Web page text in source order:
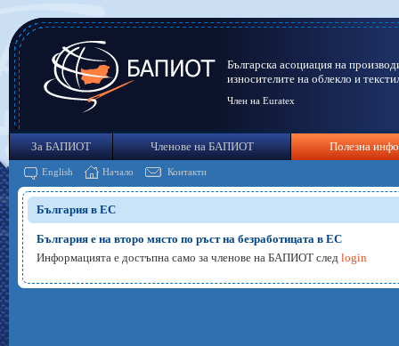
Българска асоциация на
износителите на облекло и
Член на Euratex
За БАПИОТ Членове на БАПИОТ Полезна
English Начало Контакти
България в ЕС
България е на второ място по ръст на безработицата в ЕС
Информацията е достъпна само за членове на БАПИОТ след login